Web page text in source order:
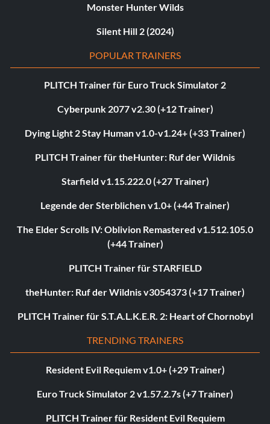
Monster Hunter Wilds
Silent Hill 2 (2024)
POPULAR TRAINERS
PLITCH Trainer für Euro Truck Simulator 2
Cyberpunk 2077 v2.30 (+12 Trainer)
Dying Light 2 Stay Human v1.0-v1.24+ (+33 Trainer)
PLITCH Trainer für theHunter: Ruf der Wildnis
Starfield v1.15.222.0 (+27 Trainer)
Legende der Sterblichen v1.0+ (+44 Trainer)
The Elder Scrolls IV: Oblivion Remastered v1.512.105.0
(+44 Trainer)
PLITCH Trainer für STARFIELD
theHunter: Ruf der Wildnis v3054373 (+17 Trainer)
PLITCH Trainer für S.T.A.L.K.E.R. 2: Heart of Chornobyl
TRENDING TRAINERS
Resident Evil Requiem v1.0+ (+29 Trainer)
Euro Truck Simulator 2 v1.57.2.7s (+7 Trainer)
PLITCH Trainer für Resident Evil Requiem